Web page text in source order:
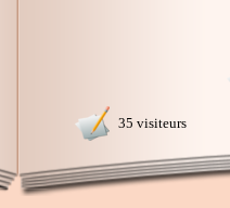
35 visiteurs